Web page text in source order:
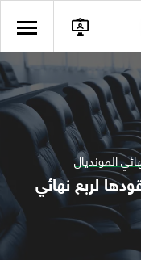
المونديال
لربع نهائي